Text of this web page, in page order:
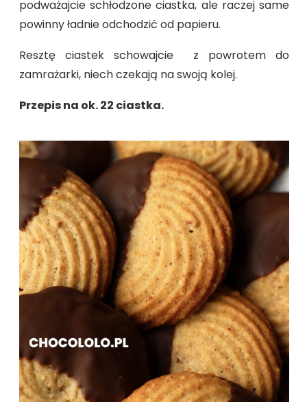
podważajcie schłodzone ciastka, ale raczej same
powinny ładnie odchodzić od papieru.
Resztę ciastek schowajcie z powrotem do
zamrażarki, niech czekają na swoją kolej.
Przepis na ok. 22 ciastka.